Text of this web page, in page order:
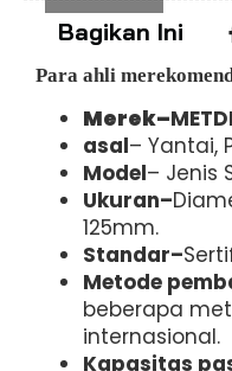
Bagikan Ini
Para ahli
Merek–
asal– Yantai,
Model– Jenis
Ukuran–
125mm.
Standar–
Metode
beberapa
internasional.
Kapasitas